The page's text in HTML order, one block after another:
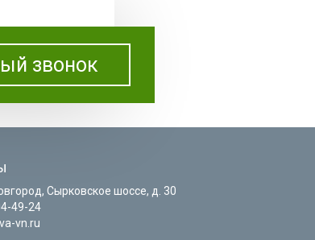
звонок
Сырковское шоссе, д. 30
49-24
vn.ru